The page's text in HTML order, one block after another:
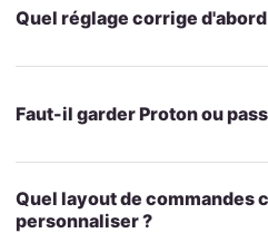
Quel réglage corrige
Faut-il garder Proton ou
Quel layout de commandes
personnaliser ?